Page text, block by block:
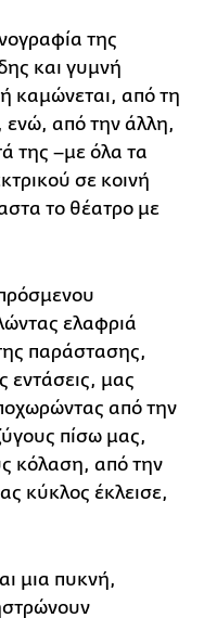
της
και γυμνή
καμώνεται, από τη
ενώ, από την άλλη,
της –με όλα τα
σε κοινή
το θέατρο με
ελαφριά
παράστασης,
εντάσεις, μας
από την
πίσω μας,
κόλαση, από την
κύκλος έκλεισε,
μια πυκνή,